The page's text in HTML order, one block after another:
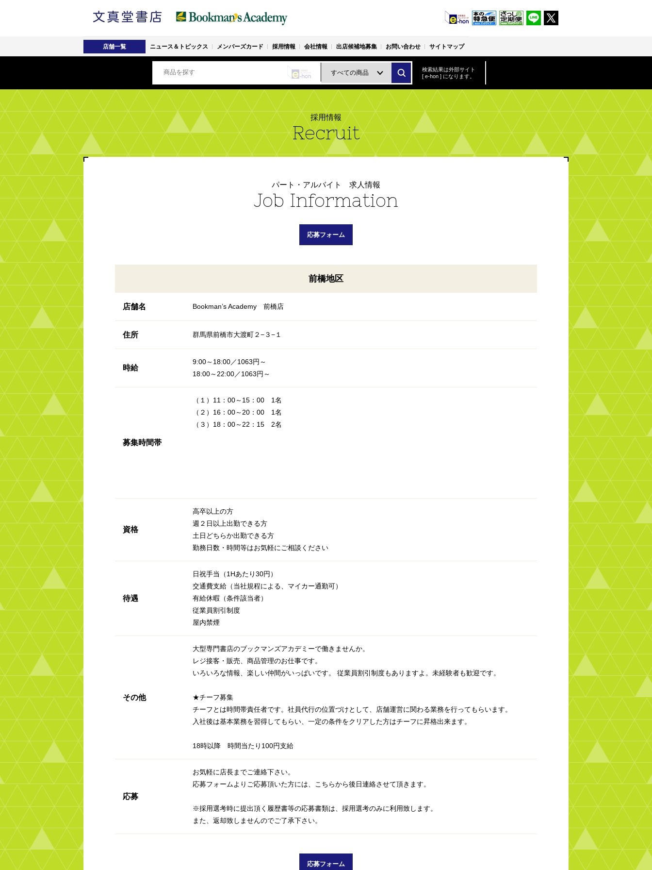
店舗一覧 ニュース＆トピックス メンバーズカード 採用情報 会社情報 出店候補地募集 お問い合わせ サイトマップ
検索結果は外部サイト
[ e-hon ] になります。
採用情報
Recruit
パート・アルバイト 求人情報
Job Information
応募フォーム
前橋地区
店舗名 Bookman’s Academy 前橋店
住所 群馬県前橋市大渡町２−３−１
時給
9:00～18:00／1063円～
18:00～22:00／1063円～
募集時間帯
（１）11：00～15：00 1名
（２）16：00～20：00 1名
（３）18：00～22：15 2名
資格
高卒以上の方
週２日以上出勤できる方
土日どちらか出勤できる方
勤務日数・時間等はお気軽にご相談ください
待遇
日祝手当（1Hあたり30円）
交通費支給（当社規程による、マイカー通勤可）
有給休暇（条件該当者）
従業員割引制度
屋内禁煙
その他
大型専門書店のブックマンズアカデミーで働きませんか。
レジ接客・販売、商品管理のお仕事です。
いろいろな情報、楽しい仲間がいっぱいです。 従業員割引制度もありますよ。未経験者も歓迎です。
★チーフ募集
チーフとは時間帯責任者です。社員代行の位置づけとして、店舗運営に関わる業務を行ってもらいます。
入社後は基本業務を習得してもらい、一定の条件をクリアした方はチーフに昇格出来ます。
18時以降 時間当たり100円支給
応募
お気軽に店長までご連絡下さい。
応募フォームよりご応募頂いた方には、こちらから後日連絡させて頂きます。
※採用選考時に提出頂く履歴書等の応募書類は、採用選考のみに利用致します。
また、返却致しませんのでご了承下さい。
応募フォーム